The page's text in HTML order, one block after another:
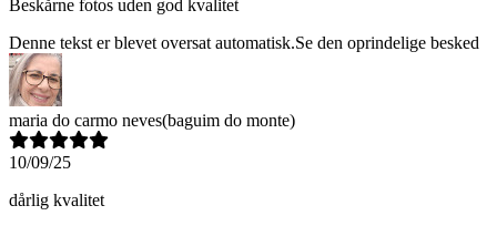
Beskårne fotos uden god kvalitet
Denne tekst er blevet oversat automatisk.Se den oprindelige besked
maria do carmo neves(baguim do monte)
10/09/25
dårlig kvalitet